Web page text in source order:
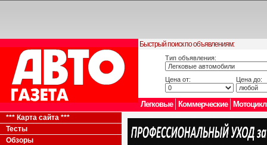
Быстрый поиск по объявлениям:
Тип объявления:
Цена от: Цена до:
Легковые Коммерческие
*** Карта сайта ***
Тесты
Обзоры